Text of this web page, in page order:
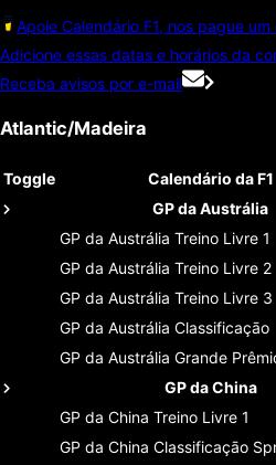
Apoie Calendário F1, nos pague um
Adicione essas datas e horários da
Receba avisos por e-mail
Atlantic/Madeira
Toggle Calendário da F1
GP da Austrália
GP da Austrália Treino Livre 1
GP da Austrália Treino Livre 2
GP da Austrália Treino Livre 3
GP da Austrália Classificaçāo
GP da Austrália Grande
GP da China
GP da China Treino Livre 1
GP da China Classificaçāo